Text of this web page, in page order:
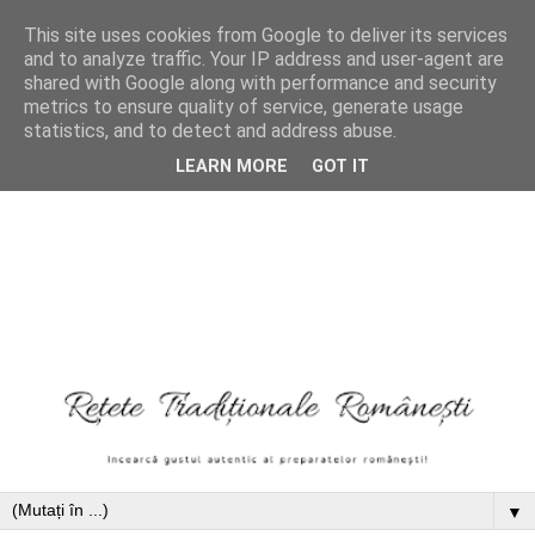
▼
This site uses cookies from Google to deliver its services
and to analyze traffic. Your IP address and user-agent are
shared with Google along with performance and security
metrics to ensure quality of service, generate usage
statistics, and to detect and address abuse.
LEARN MORE GOT IT